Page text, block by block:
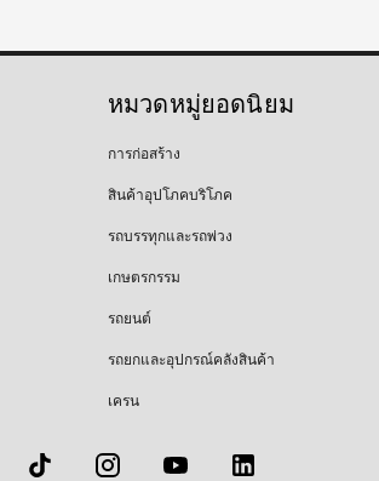
หมวดหมู่ยอดนิยม
การก่อสร้าง
สินค้าอุปโภคบริโภค
รถบรรทุกและรถพ่วง
เกษตรกรรม
รถยนต์
รถยกและอุปกรณ์คลังสินค้า
เครน